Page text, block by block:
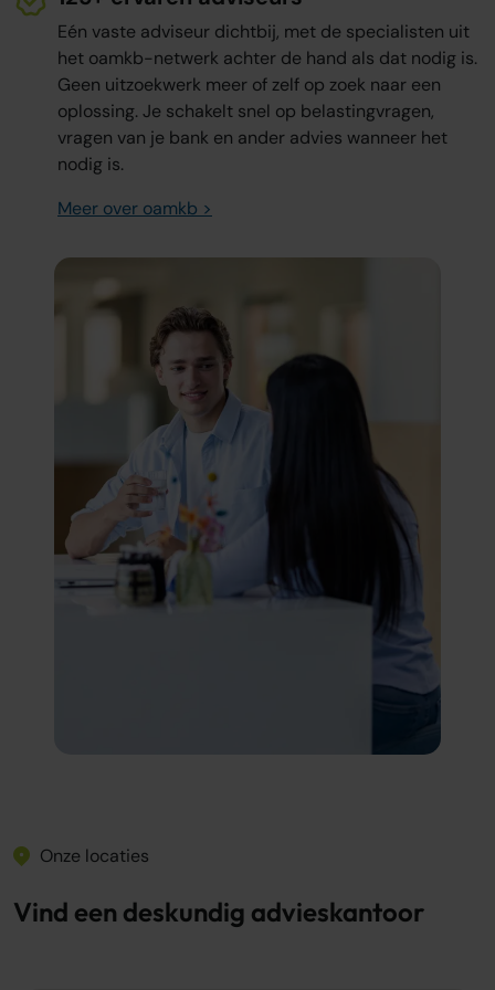
Eén vaste adviseur dichtbij, met de specialisten uit
het oamkb-netwerk achter de hand als dat nodig is.
Geen uitzoekwerk meer of zelf op zoek naar een
oplossing. Je schakelt snel op belastingvragen,
vragen van je bank en ander advies wanneer het
nodig is.
Meer over oamkb >
Onze locaties
Vind een deskundig advieskantoor